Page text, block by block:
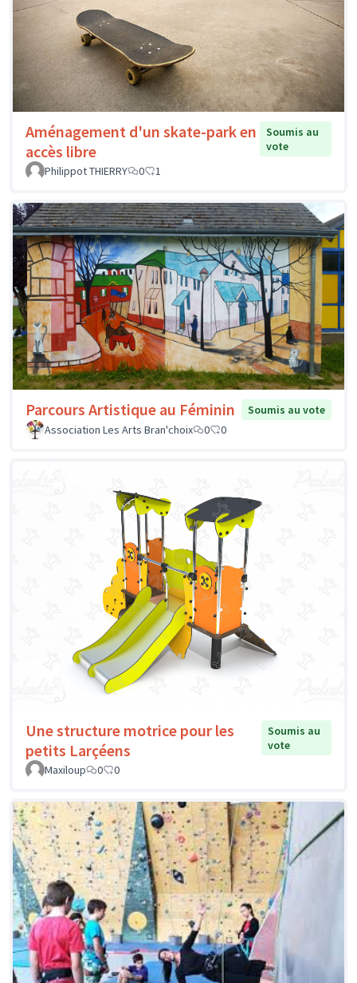
Aménagement d'un skate-park en
accès libre
Soumis au
vote
Philippot THIERRY
0 1
Parcours Artistique au Féminin
Soumis au vote
Association Les Arts Bran'choix
0 0
Une structure motrice pour les
petits Larçéens
Soumis au
vote
Maxiloup
0 0